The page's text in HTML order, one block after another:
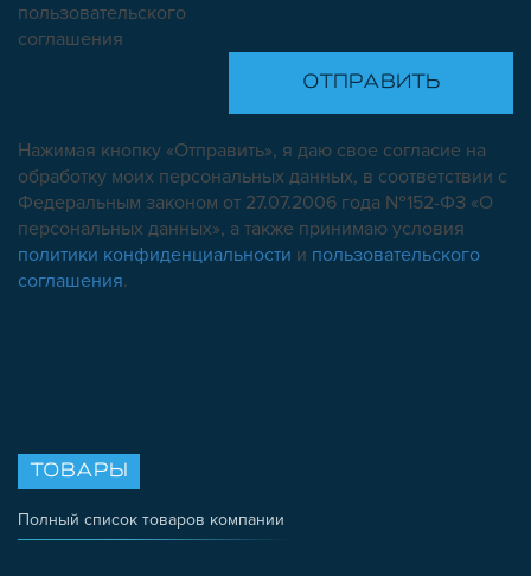
пользовательского
соглашения
Нажимая кнопку «Отправить», я даю свое согласие на
обработку моих персональных данных, в соответствии с
Федеральным законом от 27.07.2006 года №152-ФЗ «О
персональных данных», а также принимаю условия
политики конфиденциальности и пользовательского
соглашения.
ТОВАРЫ
Полный список товаров компании